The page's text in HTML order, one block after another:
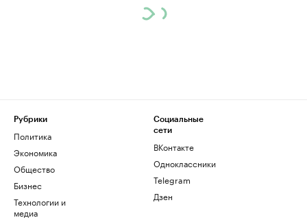
Рубрики
Политика
Экономика
Общество
Бизнес
Технологии и
медиа
Социальные
сети
ВКонтакте
Одноклассники
Telegram
Дзен